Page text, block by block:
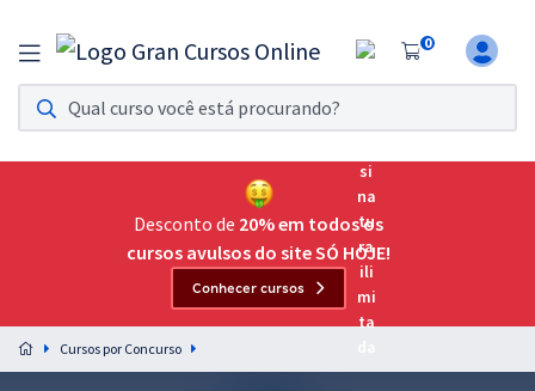
0
Assinatura Ilimitada 11
Acesso a todos os cursos. Teste grátis por 7 dias!
Assinatura OAB Até Passar
Acesso ilimitado a toda preparação para o Exame da
Preparação completa e intensiva para as principais
residências em saúde do Brasil
Desconto de 20% em todos os
cursos avulsos do site SÓ HOJE!
Conhecer cursos
Cursos por Concurso